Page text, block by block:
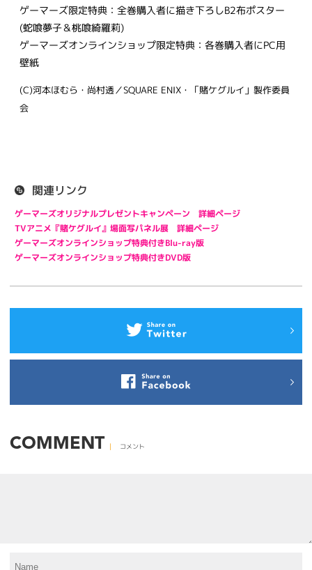
ゲーマーズ限定特典：全巻購入者に描き下ろしB2布ポスター
(蛇喰夢子＆桃喰綺羅莉)
ゲーマーズオンラインショップ限定特典：各巻購入者にPC用
壁紙
(C)河本ほむら・尚村透／SQUARE ENIX・「賭ケグルイ」製作委員
会
関連リンク
ゲーマーズオリジナルプレゼントキャンペーン 詳細ページ
TVアニメ『賭ケグルイ』場面写パネル展 詳細ページ
ゲーマーズオンラインショップ特典付きBlu-ray版
ゲーマーズオンラインショップ特典付きDVD版
COMMENT コメント